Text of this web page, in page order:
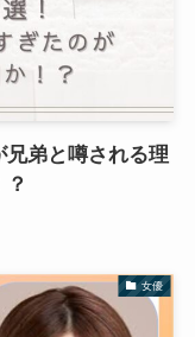
兄弟と噂される理
女優